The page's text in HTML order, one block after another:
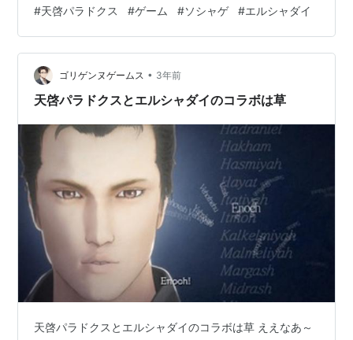
#天啓パラドクス #ゲーム #ソシャゲ #エルシャダイ
ゴリゲンヌゲームス • 3年前
天啓パラドクスとエルシャダイのコラボは草
天啓パラドクスとエルシャダイのコラボは草 ええなあ～